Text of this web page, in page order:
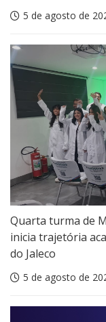
5 de agosto de
Quarta turma de
inicia trajetória
do Jaleco
5 de agosto de